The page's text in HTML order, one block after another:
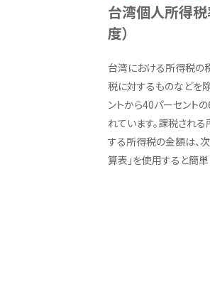
台湾個人所得税
度）
台湾における所得税の
税に対するものなどを
ントから40パーセント
れています。課税され
する所得税の金額は、
算表」を使用すると簡